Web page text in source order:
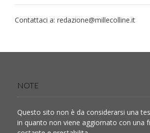
Contattaci a: redazione@millecolline.it
NOTE
Questo sito non è da considerarsi una
in quanto non viene aggiornato con una